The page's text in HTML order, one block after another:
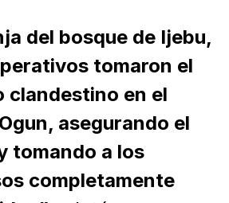
del bosque de Ijebu,
tomaron el
clandestino en el
asegurando el
tomando a los
completamente